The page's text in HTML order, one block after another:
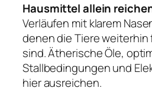
Hausmittel allein
Verläufen mit klarem
denen die Tiere
sind. Ätherische Öle,
Stallbedingungen und
hier ausreichen.